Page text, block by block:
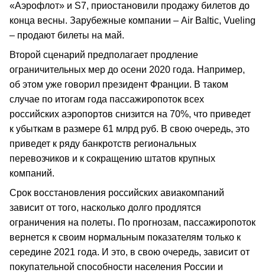
«Аэрофлот» и S7, приостановили продажу билетов до
конца весны. Зарубежные компании – Air Baltic, Vueling
– продают билеты на май.
Второй сценарий предполагает продление
ограничительных мер до осени 2020 года. Например,
об этом уже говорил президент Франции. В таком
случае по итогам года пассажиропоток всех
российских аэропортов снизится на 70%, что приведет
к убыткам в размере 61 млрд руб. В свою очередь, это
приведет к ряду банкротств региональных
перевозчиков и к сокращению штатов крупных
компаний.
Срок восстановления российских авиакомпаний
зависит от того, насколько долго продлятся
ограничения на полеты. По прогнозам, пассажиропоток
вернется к своим нормальным показателям только к
середине 2021 года. И это, в свою очередь, зависит от
покупательной способности населения России и